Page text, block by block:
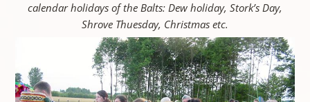
calendar holidays of the Balts: Dew holiday, Stork’s Day,
Shrove Thuesday, Christmas etc.